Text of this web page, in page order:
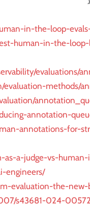
in-the-loop-
human-in-the-
evaluations/
evaluation-methods/
annotation-
annotations-for-
as-a-judge-vs-
engineers/
evaluation-the-
s43681-024-